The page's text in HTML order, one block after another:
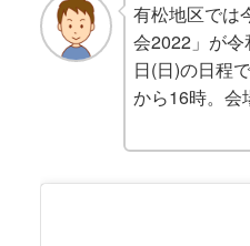
有松地区では
会2022」が令
日(日)の日程
から16時。会